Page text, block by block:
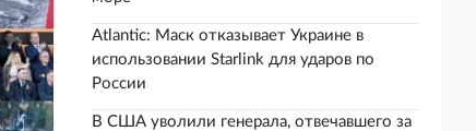
Atlantic: Маск отказывает Украине в
использовании Starlink для ударов по
России
В США уволили генерала, отвечавшего за